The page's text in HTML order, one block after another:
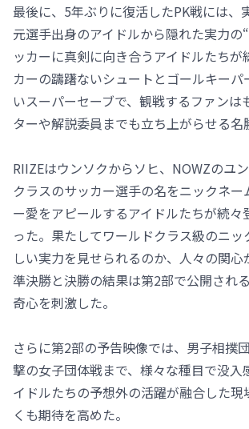
最後に、5年ぶりに復活したPK戦には、
元選手出身のアイドルから隠れた実力の
ッカーに真剣に向き合うアイドルたちが
カーの躊躇ないシュートとゴールキーパ
いスーパーセーブで、観戦するファンは
ターや解説委員までも立ち上がらせる名
RIIZEはウンソクからソヒ、NOWZのユ
クラスのサッカー選手の名をニックネー
ー愛をアピールするアイドルたちが続々
った。果たしてワールドクラス級のニッ
しい実力を見せられるのか、人々の関心
準決勝と決勝の結果は第2部で公開され
奇心を刺激した。
さらに第2部の予告映像では、男子相撲
撃の女子団体戦まで、様々な種目で没入
イドルたちの予想外の活躍が融合した
くも期待を高めた。